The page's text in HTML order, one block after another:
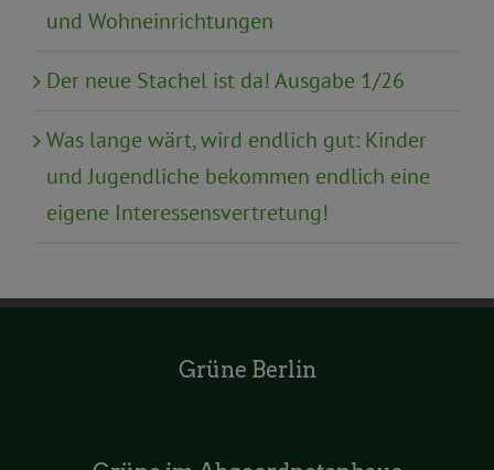
und Wohneinrichtungen
Der neue Stachel ist da! Ausgabe 1/26
Was lange wärt, wird endlich gut: Kinder
und Jugendliche bekommen endlich eine
eigene Interessensvertretung!
Grüne Berlin